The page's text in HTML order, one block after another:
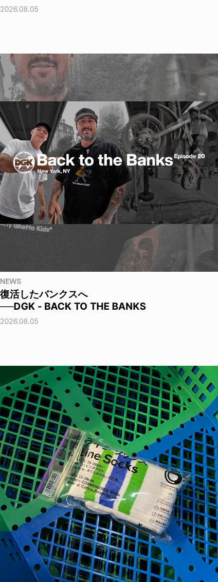
2026.08.05
NEWS
復活したバンクスへ
──DGK - BACK TO THE BANKS
2026.08.05